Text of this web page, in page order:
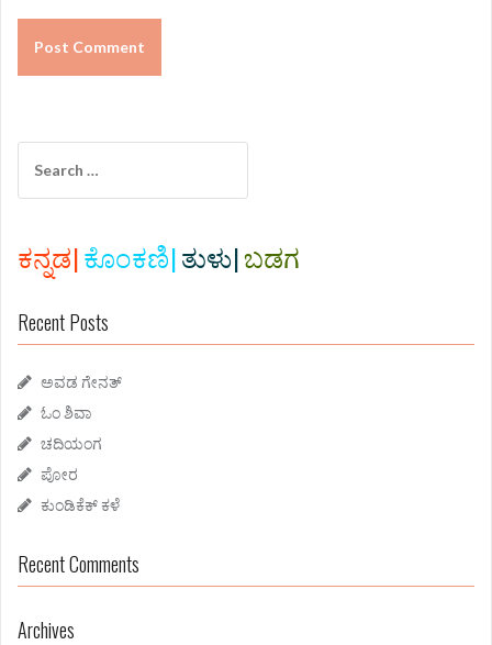
a
c
h
o
r
ಕನ್ನಡ| ಕೊಂಕಣಿ| ತುಳು|ಬಡಗ
Recent Posts
ಅವಡ ಗೇನತ್
ಓಂ ಶಿವಾ
ಚದಿಯಂಗ
ಪೋರ
ಕುಂಡಿಕೆಕ್ ಕಳೆ
Recent Comments
Archives